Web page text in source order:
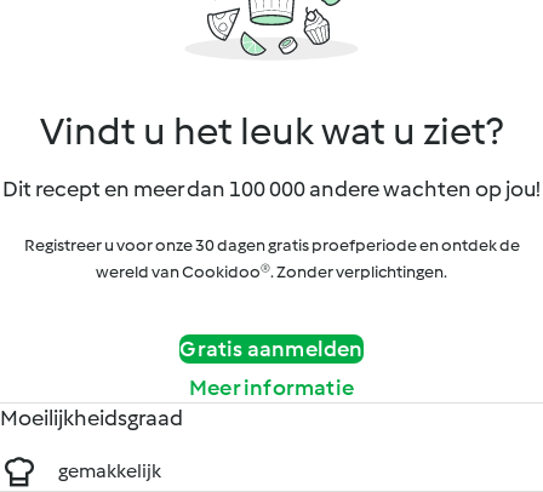
Vindt u het leuk wat u ziet?
Dit recept en meer dan 100 000 andere wachten op jou!
Registreer u voor onze 30 dagen gratis proefperiode en ontdek de
wereld van Cookidoo®. Zonder verplichtingen.
Gratis aanmelden
Meer informatie
Moeilijkheidsgraad
gemakkelijk